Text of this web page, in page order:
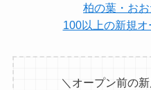
柏の葉・おお
100以上の新規
＼オープン前の